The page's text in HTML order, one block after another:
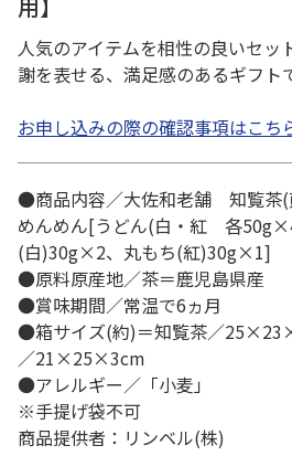
人気のアイテムを相性の良いセッ
謝を表せる、満足感のあるギフト
お申し込みの際の確認事項はこち
●商品内容／大佐和老舗 知覧茶
めんめん[うどん(白・紅 各
(白)30g×2、丸もち(紅)30g×1]
●原料原産地／茶＝鹿児島県産
●賞味期間／常温で6ヵ月
●箱サイズ(約)＝知覧茶／
／21×25×3cm
●アレルギー／「小麦」
※手提げ袋不可
商品提供者：リンベル(株)